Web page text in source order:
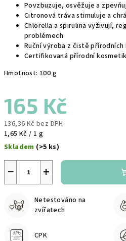
Povzbuzuje, osvěžuje a
Citronová tráva stimuluje a
Chlorella a spirulina vyživují,
problémech
Ruční výroba z čistě
Certifikovaná přírodní
Hmotnost: 100 g
165 Kč
136,36 Kč bez DPH
Měrná
cena:
1,65 Kč / 1 g
Skladem (>5 ks)
+
−
Netestováno na
zvířatech
CPK